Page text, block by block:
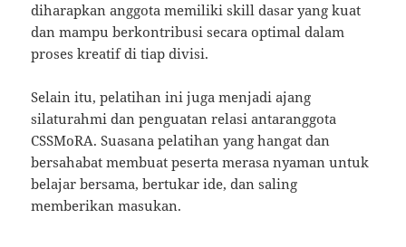
diharapkan anggota memiliki skill dasar yang kuat
dan mampu berkontribusi secara optimal dalam
proses kreatif di tiap divisi.
Selain itu, pelatihan ini juga menjadi ajang
silaturahmi dan penguatan relasi antaranggota
CSSMoRA. Suasana pelatihan yang hangat dan
bersahabat membuat peserta merasa nyaman untuk
belajar bersama, bertukar ide, dan saling
memberikan masukan.